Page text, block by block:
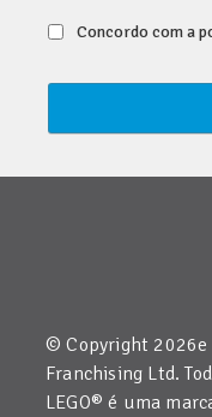
Concordo com a
© Copyright 2026e
Franchising Ltd.
LEGO® é uma